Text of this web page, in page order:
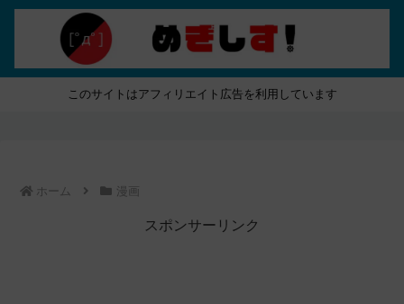
このサイトはアフィリエイト広告を利用しています
ホーム 漫画
スポンサーリンク